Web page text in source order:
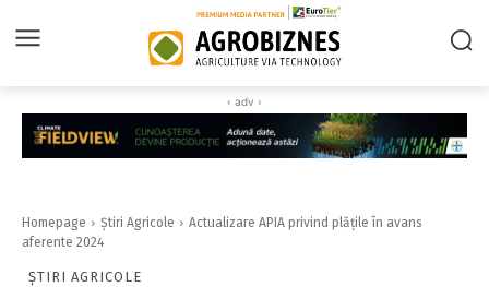
‹ adv ›
Homepage Știri Agricole
Actualizare APIA privind plățile în avans
aferente 2024
ȘTIRI AGRICOLE